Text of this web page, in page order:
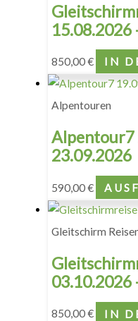
15.08.2026
850,00€ IN
Alpentouren
Alpentour7
23.09.2026
590,00€
Gleitschirm
03.10.2026
850,00€ IN